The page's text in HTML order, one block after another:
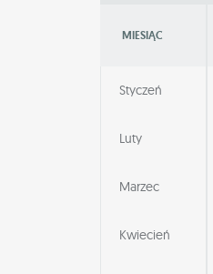
MIESIĄC
Styczeń
Luty
Marzec
Kwiecień